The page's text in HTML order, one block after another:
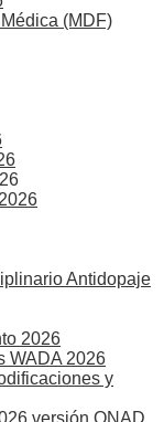
(MDF)
Antidopaje
2026
WADA 2026
y
versión ONAD